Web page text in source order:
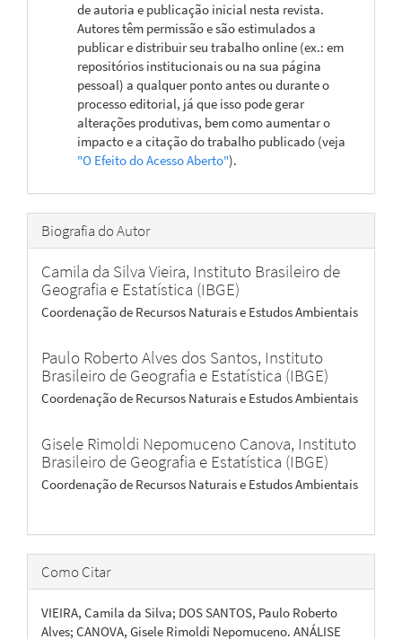
de autoria e publicação inicial nesta revista.
Autores têm permissão e são estimulados a
publicar e distribuir seu trabalho online (ex.: em
repositórios institucionais ou na sua página
pessoal) a qualquer ponto antes ou durante o
processo editorial, já que isso pode gerar
alterações produtivas, bem como aumentar o
impacto e a citação do trabalho publicado (veja
"O Efeito do Acesso Aberto").
Biografia do Autor
Camila da Silva Vieira, Instituto Brasileiro de
Geografia e Estatística (IBGE)
Coordenação de Recursos Naturais e Estudos Ambientais
Paulo Roberto Alves dos Santos, Instituto
Brasileiro de Geografia e Estatística (IBGE)
Coordenação de Recursos Naturais e Estudos Ambientais
Gisele Rimoldi Nepomuceno Canova, Instituto
Brasileiro de Geografia e Estatística (IBGE)
Coordenação de Recursos Naturais e Estudos Ambientais
Como Citar
VIEIRA, Camila da Silva; DOS SANTOS, Paulo Roberto
Alves; CANOVA, Gisele Rimoldi Nepomuceno. ANÁLISE